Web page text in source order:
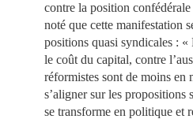
contre la position
noté que cette manifestation
positions quasi syndicales :
le coût du capital, contre
réformistes sont de moins en
s’aligner sur les
se transforme en politique et